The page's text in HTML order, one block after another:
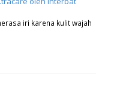
iri karena kulit wajah